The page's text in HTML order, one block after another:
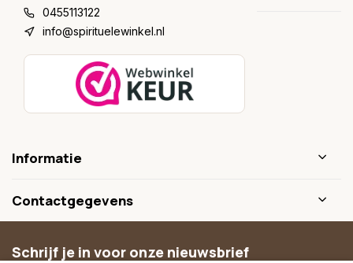
0455113122
info@spirituelewinkel.nl
Informatie
Contactgegevens
Schrijf je in voor onze nieuwsbrief